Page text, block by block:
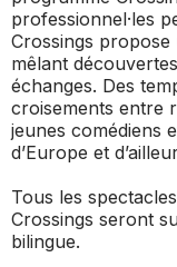
professionnel·les
Crossings
mêlant
échanges. Des
croisements entre
jeunes comédiens
d’Europe et
Tous les
Crossings seront
bilingue.